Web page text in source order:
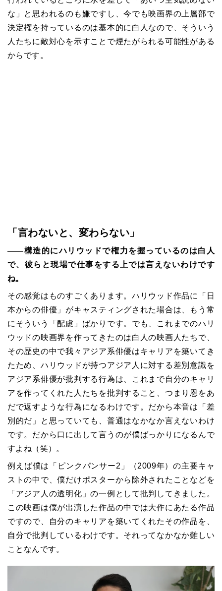
な」と思われるのも嫌ですし、今でも映画界の上層部で
決定権を持っているのは基本的に白人なので、そういう
人たちに敵対心を示すことで煙たがられる可能性がある
からです。
「言わないと、変わらない」
――構造的にハリウッドで権力を握っているのは白人
で、彼らと現場で仕事をする上では言えないわけです
ね。
その感覚はものすごくあります。ハリウッド作品に「日
本からの俳優」がキャスティングされた場合は、もう常
にそういう「配慮」ばかりです。でも、これまでのハリ
ウッドの映画界を作ってきたのは白人の映画人たちで、
その歴史の中で我々アジア系俳優はキャリアを築いてき
たため、ハリウッドが持つアジア人に対する差別意識を
アジア系俳優が批判する行為は、これまで自分のキャリ
アを作ってくれた人たちを批判すること、つまり恩をあ
だで返すような行為になるわけです。だから本音は「差
別的だ」と思っていても、普通はなかなか言えないわけ
です。だから口に出して言うのが僕ばっかりになるんで
すよね（笑）。
例えば僕は「ピンクパンサー2」（2009年）の主要キャ
ストの中で、僕だけポスターから除外されたことなどを
「アジア人の透明化」の一例として批判してきました。
この映画は僕が出演した作品の中では大作にあたる作品
ですので、自分のキャリアを築いてくれたその作品を、
自分で批判しているわけです。それってなかなか難しい
ことなんです。